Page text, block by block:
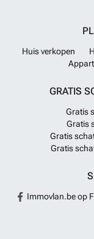
Huis verkopen
GRATIS
Gratis
Gratis
Gratis
Gratis
Immovlan.be op